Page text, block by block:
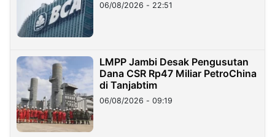
06/08/2026 - 22:51
LMPP Jambi Desak Pengusutan
Dana CSR Rp47 Miliar PetroChina
di Tanjabtim
06/08/2026 - 09:19